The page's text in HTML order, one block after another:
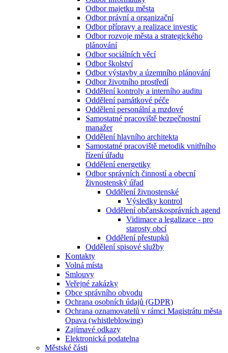
Odbor majetku města
Odbor právní a organizační
Odbor přípravy a realizace investic
Odbor rozvoje města a strategického
plánování
Odbor sociálních věcí
Odbor školství
Odbor výstavby a územního plánování
Odbor životního prostředí
Oddělení kontroly a interního auditu
Oddělení památkové péče
Oddělení personální a mzdové
Samostatné pracoviště bezpečnostní
manažer
Oddělení hlavního architekta
Samostatné pracoviště metodik vnitřního
řízení úřadu
Oddělení energetiky
Odbor správních činností a obecní
živnostenský úřad
Oddělení živnostenské
Výsledky kontrol
Oddělení občanskosprávních agend
Vidimace a legalizace - pro
starosty obcí
Oddělení přestupků
Oddělení spisové služby
Kontakty
Volná místa
Smlouvy
Veřejné zakázky
Obce správního obvodu
Ochrana osobních údajů (GDPR)
Ochrana oznamovatelů v rámci Magistrátu města
Opava (whistleblowing)
Zajímavé odkazy
Elektronická podatelna
Městské části